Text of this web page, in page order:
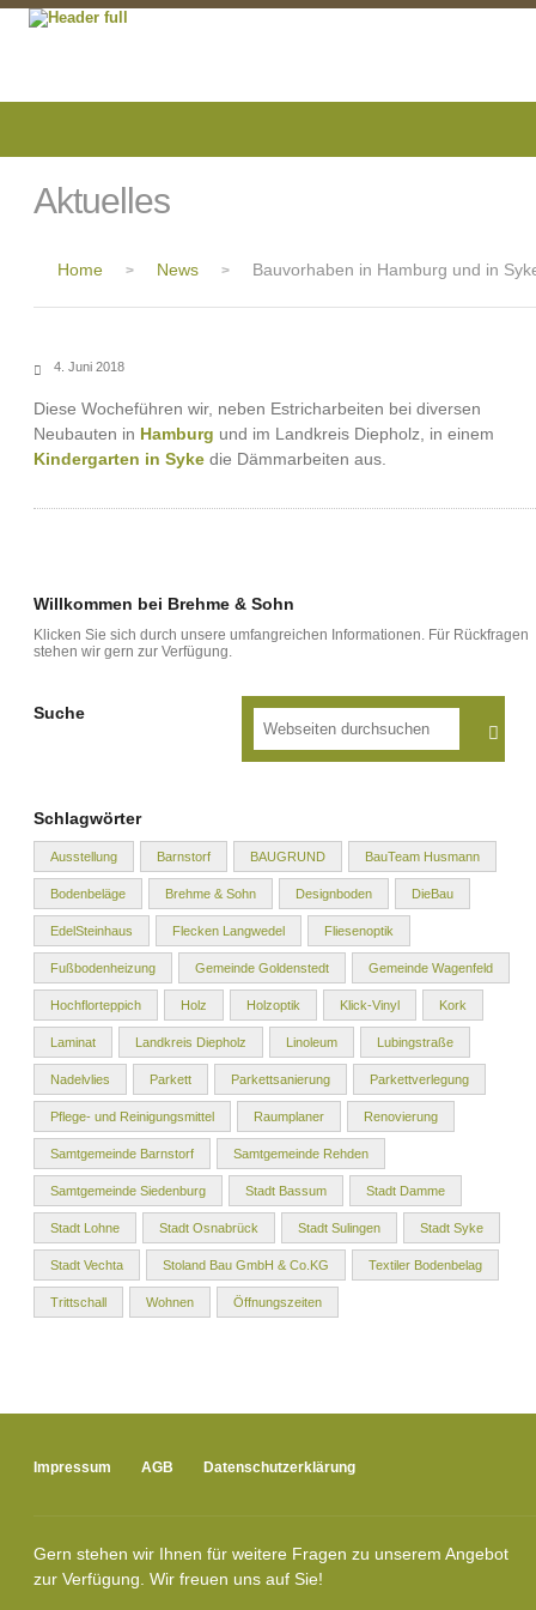
Aktuelles
Home > News > Bauvorhaben in Hamburg und in
4. Juni 2018
Diese Wocheführen wir, neben Estricharbeiten bei diversen
Neubauten in Hamburg und im Landkreis Diepholz, in einem
Kindergarten in Syke die Dämmarbeiten aus.
Willkommen bei Brehme & Sohn
Klicken Sie sich durch unsere umfangreichen Informationen. Für Rückfragen
stehen wir gern zur Verfügung.
Suche
Schlagwörter
Ausstellung Barnstorf BAUGRUND BauTeam Husmann
Bodenbeläge Brehme & Sohn Designboden DieBau
EdelSteinhaus Flecken Langwedel Fliesenoptik
Fußbodenheizung Gemeinde Goldenstedt Gemeinde Wagenfeld
Hochflorteppich Holz Holzoptik Klick-Vinyl Kork
Laminat Landkreis Diepholz Linoleum Lubingstraße
Nadelvlies Parkett Parkettsanierung Parkettverlegung
Pflege- und Reinigungsmittel Raumplaner Renovierung
Samtgemeinde Barnstorf Samtgemeinde Rehden
Samtgemeinde Siedenburg Stadt Bassum Stadt Damme
Stadt Lohne Stadt Osnabrück Stadt Sulingen Stadt Syke
Stadt Vechta Stoland Bau GmbH & Co.KG Textiler Bodenbelag
Trittschall Wohnen Öffnungszeiten
Impressum AGB Datenschutzerklärung
Gern stehen wir Ihnen für weitere Fragen zu unserem Angebot
zur Verfügung. Wir freuen uns auf Sie!